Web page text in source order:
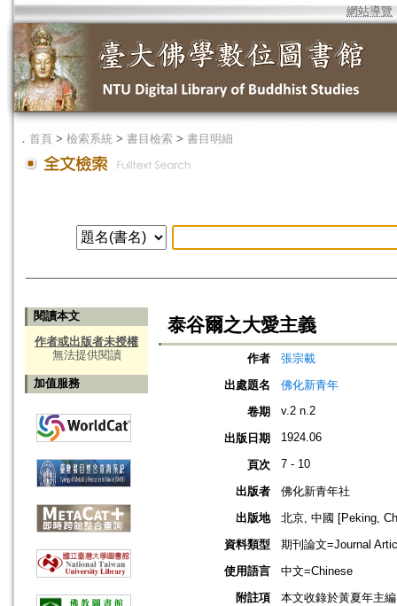
網站導覽
． 首頁 > 檢索系統 > 書目檢索 > 書目明細
閱讀本文
作者或出版者未授權
無法提供閱讀
加值服務
泰谷爾之大愛主義
作者
張宗載
出處題名
佛化新青年
卷期
v.2 n.2
出版日期 1924.06
頁次 7 - 10
出版者
佛化新青年社
出版地
北京, 中國 [Peking,
資料類型
期刊論文=Journal
使用語言
中文=Chinese
附註項
本文收錄於黃夏年主